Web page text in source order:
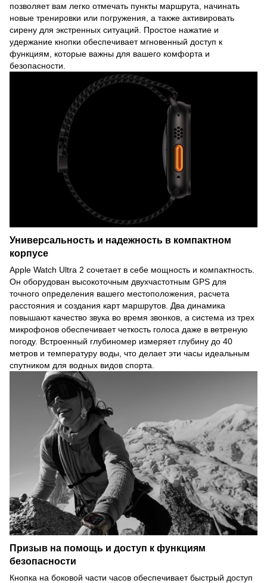
позволяет вам легко отмечать пункты маршрута, начинать
новые тренировки или погружения, а также активировать
сирену для экстренных ситуаций. Простое нажатие и
удержание кнопки обеспечивает мгновенный доступ к
функциям, которые важны для вашего комфорта и
безопасности.
Универсальность и надежность в компактном
корпусе
Apple Watch Ultra 2 сочетает в себе мощность и компактность.
Он оборудован высокоточным двухчастотным GPS для
точного определения вашего местоположения, расчета
расстояния и создания карт маршрутов. Два динамика
повышают качество звука во время звонков, а система из трех
микрофонов обеспечивает четкость голоса даже в ветреную
погоду. Встроенный глубиномер измеряет глубину до 40
метров и температуру воды, что делает эти часы идеальным
спутником для водных видов спорта.
Призыв на помощь и доступ к функциям
безопасности
Кнопка на боковой части часов обеспечивает быстрый доступ